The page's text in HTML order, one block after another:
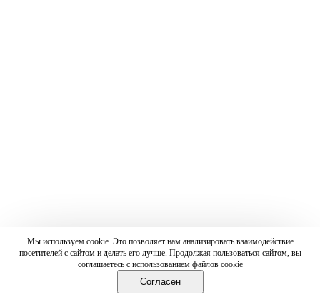
Мы используем cookie. Это позволяет нам анализировать взаимодействие
посетителей с сайтом и делать его лучше. Продолжая пользоваться сайтом, вы
соглашаетесь с использованием файлов cookie
Согласен